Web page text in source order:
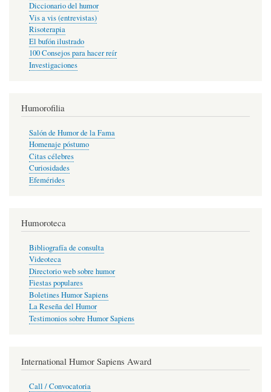
Diccionario del humor
Vis a vis (entrevistas)
Risoterapia
El bufón ilustrado
100 Consejos para hacer reír
Investigaciones
Humorofilia
Salón de Humor de la Fama
Homenaje póstumo
Citas célebres
Curiosidades
Efemérides
Humoroteca
Bibliografía de consulta
Videoteca
Directorio web sobre humor
Fiestas populares
Boletines Humor Sapiens
La Reseña del Humor
Testimonios sobre Humor Sapiens
International Humor Sapiens Award
Call / Convocatoria